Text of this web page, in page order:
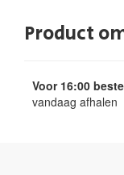
Product
Voor 16:00
vandaag afhalen